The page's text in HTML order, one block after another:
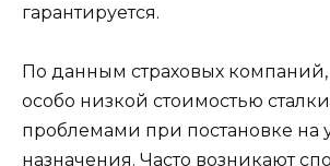
гарантируется.
По данным страховых компаний,
особо низкой стоимостью
проблемами при постановке на
назначения. Часто возникают